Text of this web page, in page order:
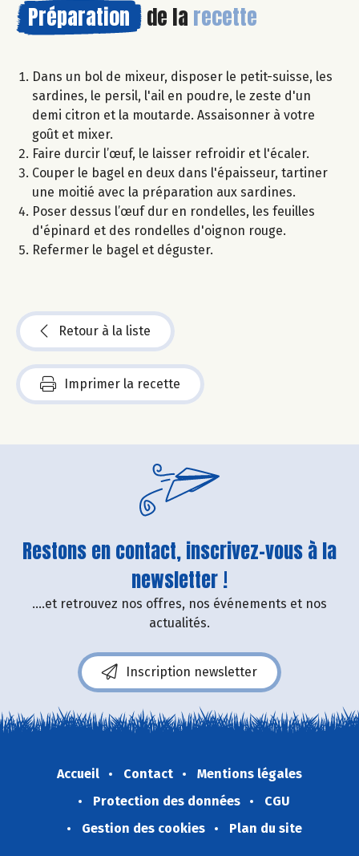
Préparation de la recette
Dans un bol de mixeur, disposer le petit-suisse, les
sardines, le persil, l'ail en poudre, le zeste d'un
demi citron et la moutarde. Assaisonner à votre
goût et mixer.
Faire durcir l’œuf, le laisser refroidir et l'écaler.
Couper le bagel en deux dans l'épaisseur, tartiner
une moitié avec la préparation aux sardines.
Poser dessus l’œuf dur en rondelles, les feuilles
d'épinard et des rondelles d'oignon rouge.
Refermer le bagel et déguster.
Retour à la liste
Imprimer la recette
Restons en contact, inscrivez-vous à la
newsletter !
....et retrouvez nos offres, nos événements et nos
actualités.
Inscription newsletter
Accueil Contact
Mentions légales
Protection des données
CGU
Gestion des cookies
Plan du site